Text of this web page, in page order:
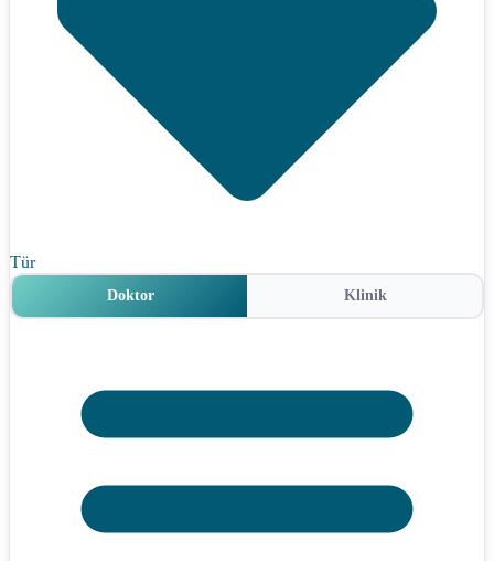
Tür
Doktor Klinik